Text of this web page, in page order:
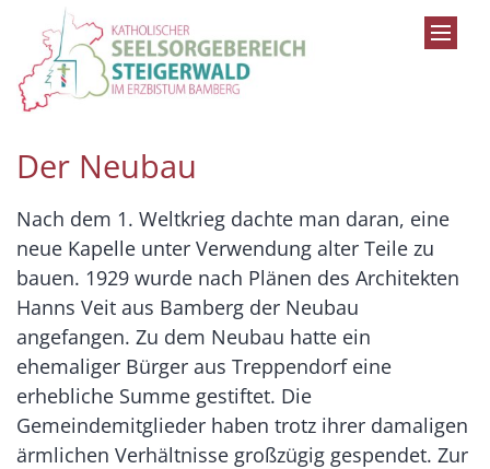
Zum Inhalt springen
Der Neubau
Nach dem 1. Weltkrieg dachte man daran, eine
neue Kapelle unter Verwendung alter Teile zu
bauen. 1929 wurde nach Plänen des Architekten
Hanns Veit aus Bamberg der Neubau
angefangen. Zu dem Neubau hatte ein
ehemaliger Bürger aus Treppendorf eine
erhebliche Summe gestiftet. Die
Gemeindemitglieder haben trotz ihrer damaligen
ärmlichen Verhältnisse großzügig gespendet. Zur